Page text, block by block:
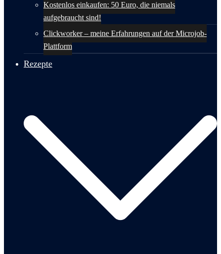
Kostenlos einkaufen: 50 Euro, die niemals
aufgebraucht sind!
Clickworker – meine Erfahrungen auf der Microjob-
Plattform
Rezepte